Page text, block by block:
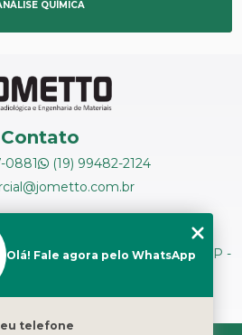
QUÍMICA
Contato
0881
(19) 99482-2124
N 1665 - Centro Piracicaba - SP -
13400-126
a Sex: 8h ás 18h
Olá! Fale agora pelo WhatsApp
telefone